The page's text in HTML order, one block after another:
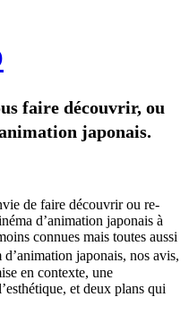
faire découvrir, ou
japonais.
de faire découvrir ou re-
d’animation japonais à
connues mais toutes aussi
japonais, nos avis,
en contexte, une
et deux plans qui